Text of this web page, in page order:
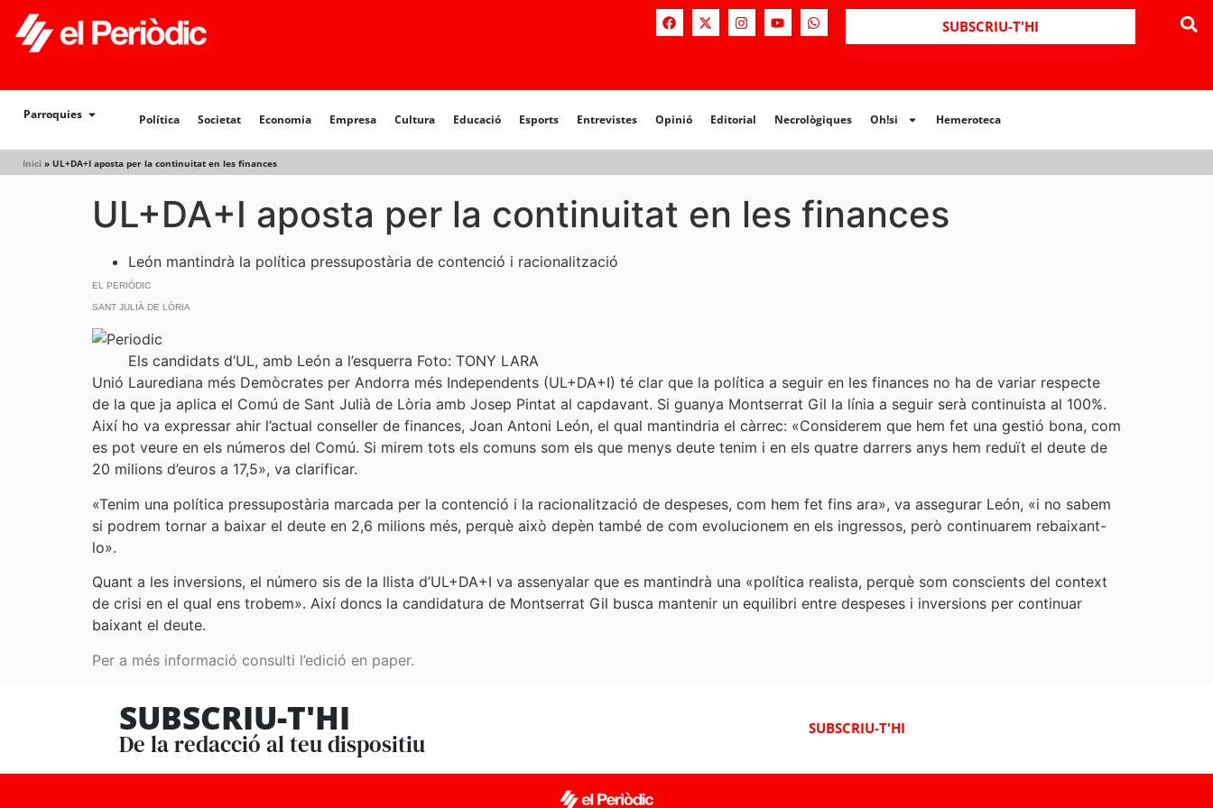
SUBSCRIU-T'HI
Parroquies Política Societat Economia Empresa Cultura Educació Esports Entrevistes Opinió Editorial Necrològiques Oh!si Hemeroteca
Inici » UL+DA+I aposta per la continuitat en les finances
Política Societat Opinió Editorial Necrològiques Hemeroteca
UL+DA+I aposta per la continuitat en les finances
León mantindrà la política pressupostària de contenció i racionalització
EL PERIÒDIC
SANT JULIÀ DE LÒRIA
Els candidats d’UL, amb León a l’esquerra Foto: TONY LARA
Unió Laurediana més Demòcrates per Andorra més Independents (UL+DA+I) té clar que la política a seguir en les finances no ha de variar respecte
de la que ja aplica el Comú de Sant Julià de Lòria amb Josep Pintat al capdavant. Si guanya Montserrat Gil la línia a seguir serà continuista al 100%.
Així ho va expressar ahir l’actual conseller de finances, Joan Antoni León, el qual mantindria el càrrec: «Considerem que hem fet una gestió bona, com
es pot veure en els números del Comú. Si mirem tots els comuns som els que menys deute tenim i en els quatre darrers anys hem reduït el deute de
20 milions d’euros a 17,5», va clarificar.
«Tenim una política pressupostària marcada per la contenció i la racionalització de despeses, com hem fet fins ara», va assegurar León, «i no sabem
si podrem tornar a baixar el deute en 2,6 milions més, perquè això depèn també de com evolucionem en els ingressos, però continuarem rebaixant-
lo».
Quant a les inversions, el número sis de la llista d’UL+DA+I va assenyalar que es mantindrà una «política realista, perquè som conscients del context
de crisi en el qual ens trobem». Així doncs la candidatura de Montserrat Gil busca mantenir un equilibri entre despeses i inversions per continuar
baixant el deute.
Per a més informació consulti l’edició en paper.
SUBSCRIU-T'HI
De la redacció al teu dispositiu
SUBSCRIU-T'HI